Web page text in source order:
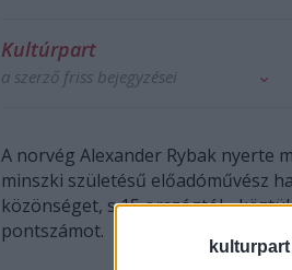
kulturpart
Kultúrpart
a szerző friss bejegyzései
A norvég Alexander Rybak nyerte
minszki születésű előadóművész
közönséget, s 15 országtól -
pontszámot.